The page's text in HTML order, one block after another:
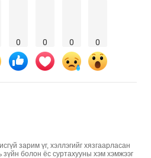
0 0 0 0
зарим үг, хэллэгийг хязгаарласан
зүйн болон ёс суртахууны хэм хэмжээг